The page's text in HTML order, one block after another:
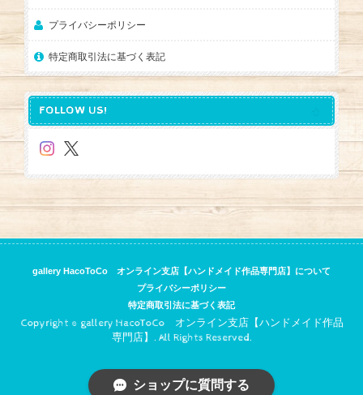
プライバシーポリシー
特定商取引法に基づく表記
FOLLOW US!
gallery HacoToCo オンライン支店【ハンドメイド作品専門店】について
プライバシーポリシー
特定商取引法に基づく表記
Copyright © gallery HacoToCo オンライン支店【ハンドメイド作品
専門店】. All Rights Reserved.
ショップに質問する